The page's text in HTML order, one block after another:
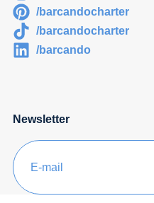
/barcandocharter
/barcandocharter
/barcando
Newsletter